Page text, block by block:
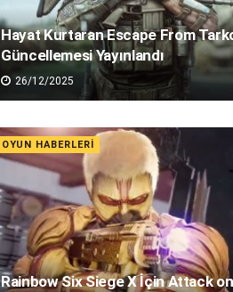
Hayat Kurtaran Escape From
Güncellemesi Yayınlandı
26/12/2025
OYUN HABERLERI
Rainbow Six Siege X İçin Attack